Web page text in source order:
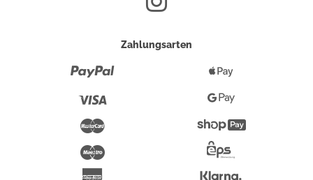
Zahlungsarten
Maestro
Pay
Google
Pay
Überweisung